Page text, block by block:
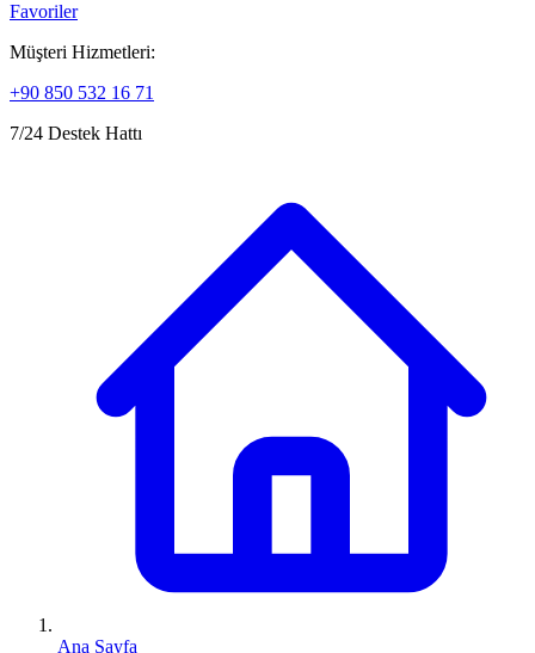
Favoriler
Müşteri Hizmetleri:
+90 850 532 16 71
7/24 Destek Hattı
Ana Sayfa